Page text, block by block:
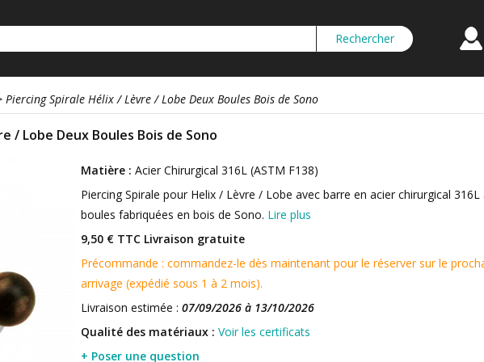
Piercing Spirale Hélix / Lèvre / Lobe Deux Boules Bois de Sono
/ Lobe Deux Boules Bois de Sono
Matière : Acier Chirurgical 316L (ASTM F138)
Piercing Spirale pour Helix / Lèvre / Lobe avec barre en acier chirurgical 316L
boules fabriquées en bois de Sono. Lire plus
9,50 € TTC Livraison gratuite
Précommande : commandez-le dès maintenant pour le réserver sur le
arrivage (expédié sous 1 à 2 mois).
Livraison estimée : 07/09/2026 à 13/10/2026
Qualité des matériaux : Voir les certificats
+ Poser une question